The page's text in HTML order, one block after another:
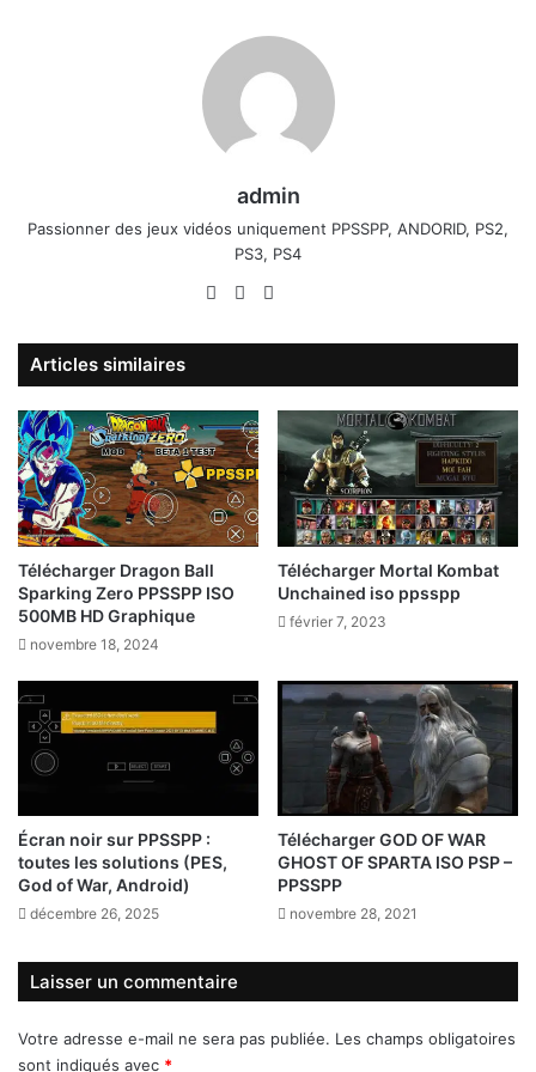
admin
Passionner des jeux vidéos uniquement PPSSPP, ANDORID, PS2,
PS3, PS4
WebsiteFacebook
Articles similaires
Télécharger Dragon Ball
Sparking Zero PPSSPP ISO
500MB HD Graphique
novembre 18, 2024
Télécharger Mortal Kombat
Unchained iso ppsspp
février 7, 2023
Écran noir sur PPSSPP :
toutes les solutions (PES,
God of War, Android)
décembre 26, 2025
Télécharger GOD OF WAR
GHOST OF SPARTA ISO PSP –
PPSSPP
novembre 28, 2021
Laisser un commentaire
Votre adresse e-mail ne sera pas publiée. Les champs obligatoires
sont indiqués avec *